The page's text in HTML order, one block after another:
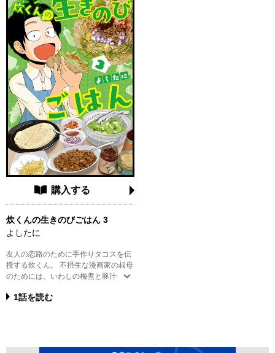
（ルビ：まじな）いは、思いがけない
形で解かれていく——!? 心優しい青年
と元・人魚が織りなす、感動のヒーリ
ングファンタジー第3巻。
購入する
炊くんの生きのびごはん 3
よしたに
友人の恋路のために手作りタコスを伝
授する炊くん。 不摂生な漫画家の叔母
のためには、いわしの梅煮と豚汁を振
紅生姜とチーズのチヂミで乾杯。 実家
1話を読む